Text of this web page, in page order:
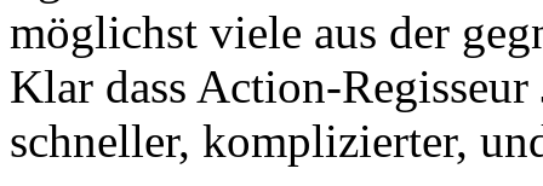
möglichst viele aus der
Klar dass Action-
schneller, komplizierter,